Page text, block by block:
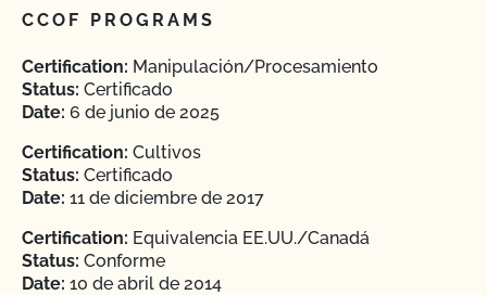
CCOF PROGRAMS
Certification: Manipulación/Procesamiento
Status: Certificado
Date: 6 de junio de 2025
Certification: Cultivos
Status: Certificado
Date: 11 de diciembre de 2017
Certification: Equivalencia EE.UU./Canadá
Status: Conforme
Date: 10 de abril de 2014